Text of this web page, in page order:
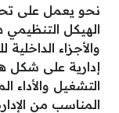
نحو يعمل على
الهيكل التنظيمي
والأجزاء
إدارية على شكل
التشغيل والأداء
المناسب من